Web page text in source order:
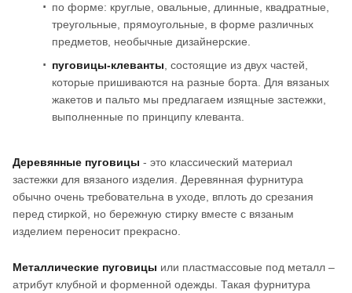
по форме: круглые, овальные, длинные, квадратные,
треугольные, прямоугольные, в форме различных
предметов, необычные дизайнерские.
пуговицы-клеванты, состоящие из двух частей,
которые пришиваются на разные борта. Для вязаных
жакетов и пальто мы предлагаем изящные застежки,
выполненные по принципу клеванта.
Деревянные пуговицы - это классический материал
застежки для вязаного изделия. Деревянная фурнитура
обычно очень требовательна в уходе, вплоть до срезания
перед стиркой, но бережную стирку вместе с вязаным
изделием переносит прекрасно.
Металлические пуговицы или пластмассовые под металл –
атрибут клубной и форменной одежды. Такая фурнитура